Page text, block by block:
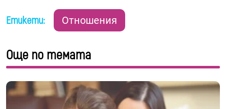
Етикети: Отношения
Още по темата